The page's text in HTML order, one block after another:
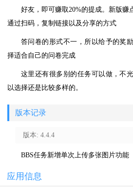
好友，即可赚取20%的提成。新版赚
通过扫码，复制链接以及分享的方式
答问卷的形式不一，所以给予的奖
择适合自己的问卷完成
这里还有很多别的任务可以做，不
以选择还是比较多样的。
版本记录
版本: 4.4.4
BBS任务新增单次上传多张图片功能
应用信息